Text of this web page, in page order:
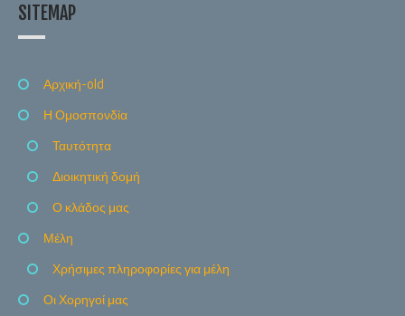
SITEMAP
Αρχική-old
Η Ομοσπονδία
Ταυτότητα
Διοικητική δομή
Ο κλάδος μας
Μέλη
Χρήσιμες πληροφορίες για μέλη
Οι Χορηγοί μας